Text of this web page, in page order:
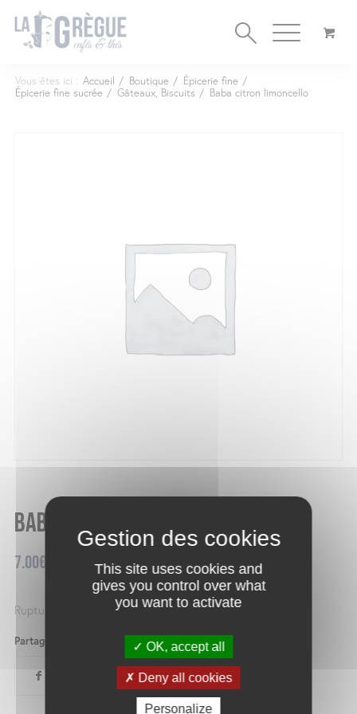
Vous êtes ici : Accueil / Boutique / Épicerie fine /
Épicerie fine sucrée / Gâteaux, Biscuits / Baba citron limoncello
Baba citron limoncello
7.00€
Rupture de stock
Partager ce produit
This site uses cookies and
gives you control over what
you want to activate
OK, accept all
Deny all cookies
Personalize